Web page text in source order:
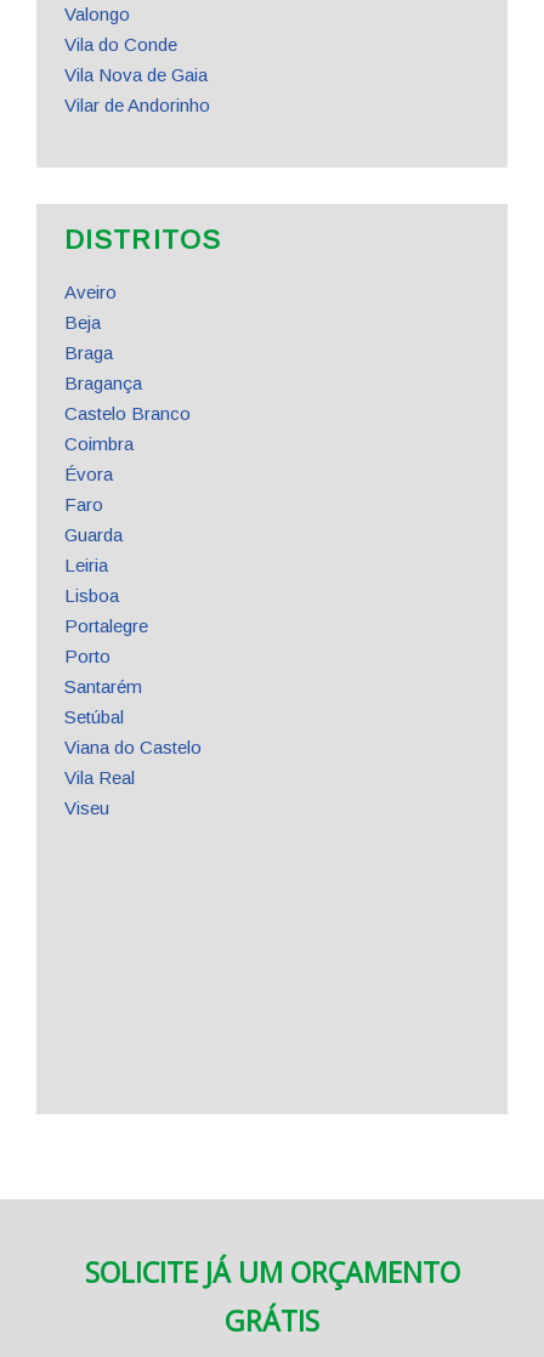
Valongo
Vila do Conde
Vila Nova de Gaia
Vilar de Andorinho
DISTRITOS
Aveiro
Beja
Braga
Bragança
Castelo Branco
Coimbra
Évora
Faro
Guarda
Leiria
Lisboa
Portalegre
Porto
Santarém
Setúbal
Viana do Castelo
Vila Real
Viseu
SOLICITE JÁ UM ORÇAMENTO
GRÁTIS